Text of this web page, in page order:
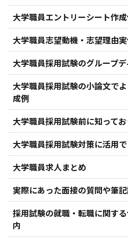
大学職員エントリーシート作
大学職員志望動機・志望理由
大学職員採用試験のグループ
大学職員採用試験の小論文で
成例
大学職員採用試験前に知って
大学職員採用試験対策に活用
大学職員求人まとめ
実際にあった面接の質問や筆
採用試験の就職・転職に関す
内